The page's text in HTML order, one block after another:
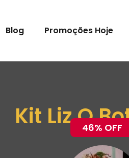
Blog Promoções Hoje
Kit Liz O46% OFF